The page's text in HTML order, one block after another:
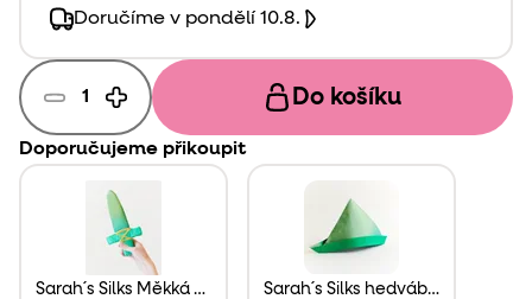
Doručíme v pondělí 10.8.
Do košíku
Doporučujeme přikoupit
Sarah´s Silks Měkká hedvábná dýka zelená Sarah´s Silks hedvábný "Klobouk Petra Pana"